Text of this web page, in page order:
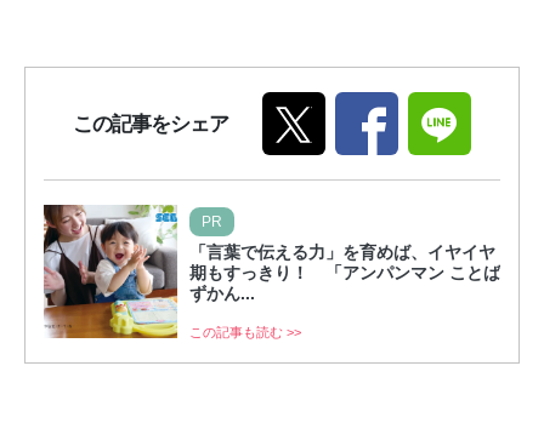
この記事をシェア
PR
「言葉で伝える力」を育めば、イヤイヤ
期もすっきり！ 「アンパンマン ことば
ずかん...
この記事も読む >>